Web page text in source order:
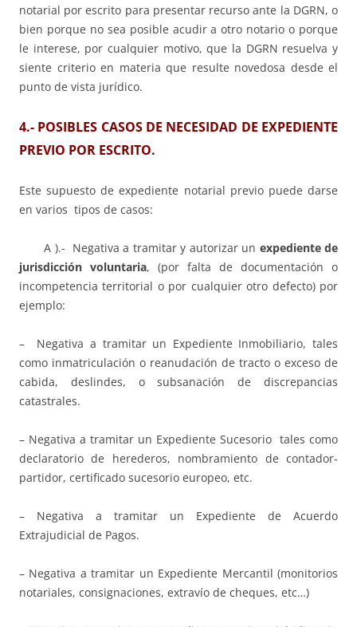
notarial por escrito para presentar recurso ante la DGRN, o
bien porque no sea posible acudir a otro notario o porque
le interese, por cualquier motivo, que la DGRN resuelva y
siente criterio en materia que resulte novedosa desde el
punto de vista jurídico.
4.- POSIBLES CASOS DE NECESIDAD DE EXPEDIENTE
PREVIO POR ESCRITO.
Este supuesto de expediente notarial previo puede darse
en varios tipos de casos:
A ).- Negativa a tramitar y autorizar un expediente de
jurisdicción voluntaria, (por falta de documentación o
incompetencia territorial o por cualquier otro defecto) por
ejemplo:
– Negativa a tramitar un Expediente Inmobiliario, tales
como inmatriculación o reanudación de tracto o exceso de
cabida, deslindes, o subsanación de discrepancias
catastrales.
– Negativa a tramitar un Expediente Sucesorio tales como
declaratorio de herederos, nombramiento de contador-
partidor, certificado sucesorio europeo, etc.
– Negativa a tramitar un Expediente de Acuerdo
Extrajudicial de Pagos.
– Negativa a tramitar un Expediente Mercantil (monitorios
notariales, consignaciones, extravío de cheques, etc…)